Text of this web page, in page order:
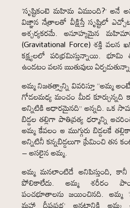
‘సృష్టికంటె మహిమ ఏముంది?’ అనే
విజ్ఞాన నేత్రాలతో వీక్షిస్తే సృష్టిలో
ఆశ్చర్యకరమే. అనూహ్యమైన
(Gravitational Force) శక్తి
కక్ష్యలలో పరిభ్రమిస్తున్నాయి.
ఉండటం వలన ఋతువులు
అమ్మ నిజతత్త్వాన్ని వివరిస్తూ “అమ్మ
గోడలమధ్య మంచం మీద కూర్చున్నది
అన్నిటికి ఆధారమైనది” అన్నది. ఒక
బిడ్డల తల్లిగా పాతివ్రత్య ధర్మాన్ని
అమ్మ కేవలం ఆ ముగ్గురు బిడ్డలకే
అన్నిటినీ కన్నబిడ్డలుగా ప్రేమించి తన
– అసలైన అమ్మ.
అమ్మ మనలాంటిదే అనిపిస్తుంది,
పోలికాలేదు. అమ్మ శరీరం
పంచభూతాలను జయించినది. అమ్మ